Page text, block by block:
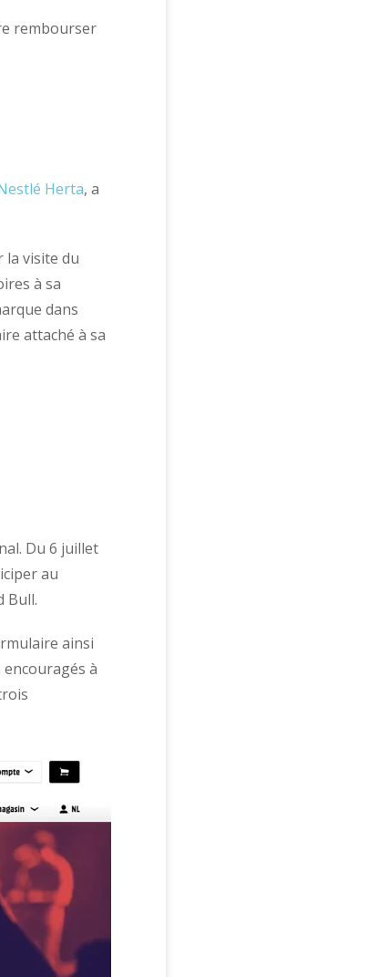
rembourser
Herta, a
la visite du
à sa
dans
attaché à sa
Du 6 juillet
au
Bull.
ainsi
à